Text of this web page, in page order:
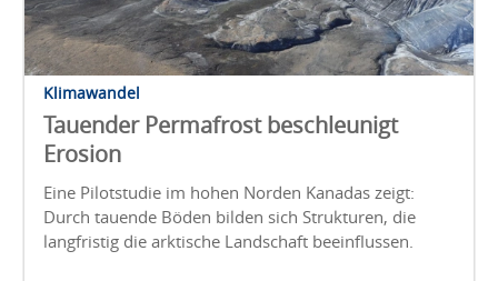
Klimawandel
Tauender Permafrost beschleunigt
Erosion
Eine Pilotstudie im hohen Norden Kanadas zeigt:
Durch tauende Böden bilden sich Strukturen, die
langfristig die arktische Landschaft beeinflussen.